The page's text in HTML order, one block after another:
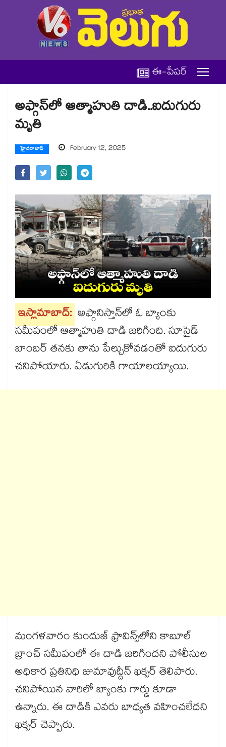
ఈ-పేపర్
అఫ్గాన్​లో ఆత్మాహుతి దాడి..ఐదుగురు
మృతి
హైదరాబాద్ February 12, 2025
ఇస్లామాబాద్: అఫ్గానిస్తాన్​లో ఓ బ్యాంకు
సమీపంలో ఆత్మాహుతి దాడి జరిగింది. సూసైడ్
బాంబర్ తనకు తాను పేల్చుకోవడంతో ఐదుగురు
చనిపోయారు. ఏడుగురికి గాయాలయ్యాయి.
మంగళవారం కుందుజ్ ఫ్రావిన్స్‌‌‌‌‌‌‌‌‌‌‌‌‌‌‌‌‌‌‌‌‌‌‌‌‌‌‌‌‌‌‌‌లోని కాబూల్
బ్రాంచ్​ సమీపంలో ఈ దాడి జరిగిందని పోలీసుల
అధికార ప్రతినిధి జుమావుద్దీన్ ఖక్సర్ తెలిపారు.
చనిపోయిన వారిలో బ్యాంకు గార్డు కూడా
ఉన్నారు. ఈ దాడికి ఎవరు బాధ్యత వహించలేదని
ఖక్సర్ చెప్పారు.